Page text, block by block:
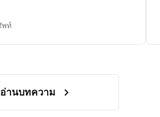
พท์
อ่านบทความ